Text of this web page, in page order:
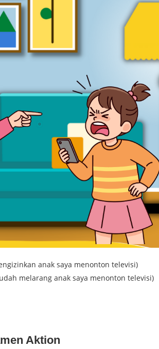
anak saya menonton televisi)
melarang anak saya menonton televisi)
Aktion